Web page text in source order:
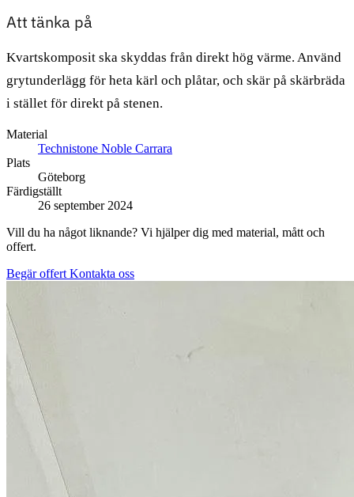
Att tänka på
Kvartskomposit ska skyddas från direkt hög värme. Använd
grytunderlägg för heta kärl och plåtar, och skär på skärbräda
i stället för direkt på stenen.
Material
Technistone Noble Carrara
Plats
Göteborg
Färdigställt
26 september 2024
Vill du ha något liknande? Vi hjälper dig med material, mått och
offert.
Begär offert Kontakta oss